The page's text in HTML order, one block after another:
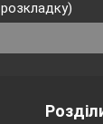
розкладку)